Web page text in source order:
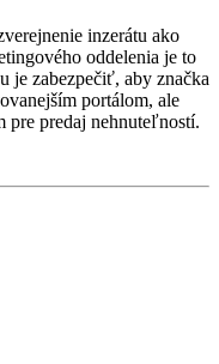
inzerátu ako
oddelenia je to
je zabezpečiť, aby značka
portálom, ale
pre predaj nehnuteľností.